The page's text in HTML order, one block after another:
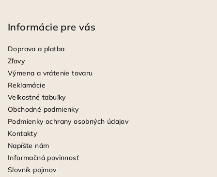
Informácie pre vás
Doprava a platba
Zľavy
Výmena a vrátenie tovaru
Reklamácie
Veľkostné tabuľky
Obchodné podmienky
Podmienky ochrany osobných údajov
Kontakty
Napíšte nám
Informačná povinnosť
Slovník pojmov